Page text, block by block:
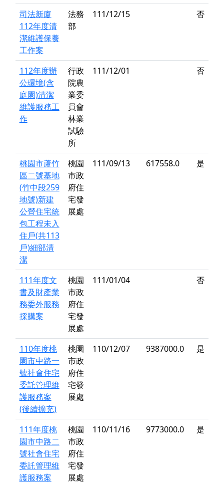
司法新廈
112年度清
潔維護保養
工作案
法務
部
111/12/15 否
112年度辦
公環境(含
庭園)清潔
維護服務工
作
行政
院農
業委
員會
林業
試驗
所
111/12/01 否
桃園市蘆竹
區二號基地
(竹中段259
地號)新建
公營住宅統
包工程未入
住戶(共113
戶)細部清
潔
桃園
市政
府住
宅發
展處
111/09/13 617558.0 是
111年度文
書及財產業
務委外服務
採購案
桃園
市政
府住
宅發
展處
111/01/04 否
110年度桃
園市中路一
號社會住宅
委託管理維
護服務案
(後續擴充)
桃園
市政
府住
宅發
展處
110/12/07 9387000.0 是
111年度桃
園市中路二
號社會住宅
委託管理維
護服務案
桃園
市政
府住
宅發
展處
110/11/16 9773000.0 是